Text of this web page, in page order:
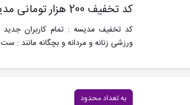
کد تخفیف 200 هزار تومانی مدیسه برای خرید پوشاک ورزشی
کد تخفیف مدیسه : تمام کاربران
ورزشی زنانه و مردانه و بچگانه مانند : ست
به تعداد محدود